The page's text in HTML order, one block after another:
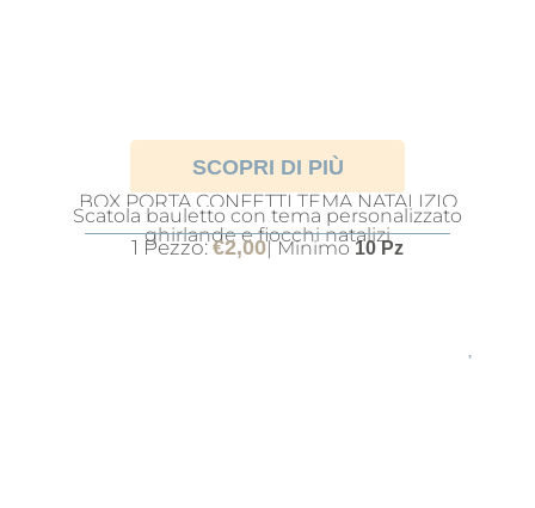
SCOPRI DI PIÙ
BOX PORTA CONFETTI TEMA NATALIZIO
CAVALLUCCIO
Scatola bauletto con tema personalizzato
ghirlande e fiocchi natalizi
1 Pezzo:€2,00| Minimo10 Pz